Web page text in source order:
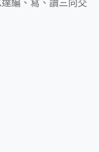
編、寫、讀三向交